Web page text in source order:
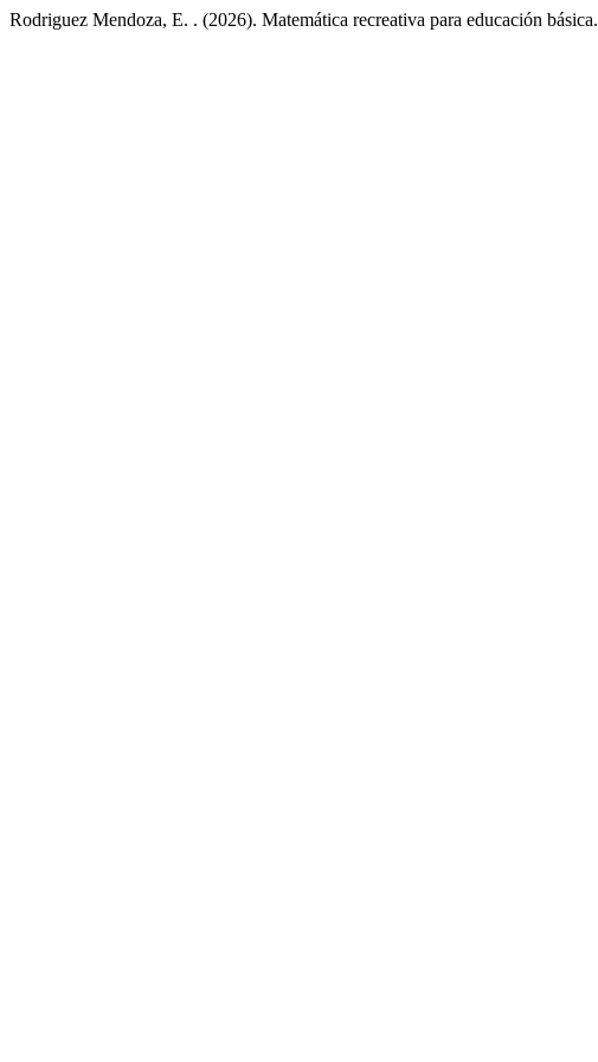
Rodriguez Mendoza, E. . (2026). Matemática recreativa para educación básica.